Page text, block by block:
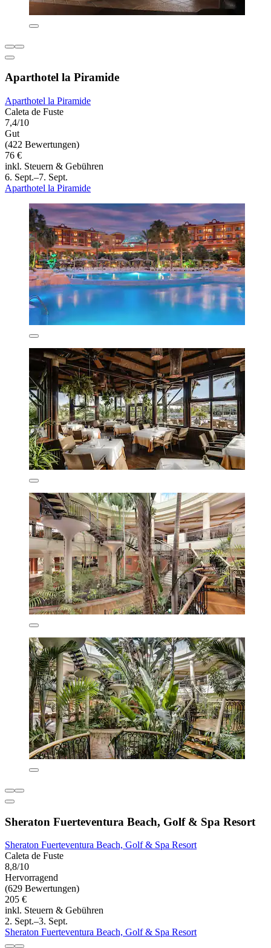
Aparthotel la Piramide
Aparthotel la Piramide
Caleta de Fuste
7,4/10
Gut
(422 Bewertungen)
76 €
inkl. Steuern & Gebühren
6. Sept.–7. Sept.
Aparthotel la Piramide
Sheraton Fuerteventura Beach, Golf & Spa Resort
Sheraton Fuerteventura Beach, Golf & Spa Resort
Caleta de Fuste
8,8/10
Hervorragend
(629 Bewertungen)
205 €
inkl. Steuern & Gebühren
2. Sept.–3. Sept.
Sheraton Fuerteventura Beach, Golf & Spa Resort